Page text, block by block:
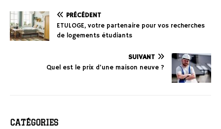
PRÉCÉDENT
ETULOGE, votre partenaire pour vos recherches
de logements étudiants
SUIVANT
Quel est le prix d’une maison neuve ?
CATÉGORIES